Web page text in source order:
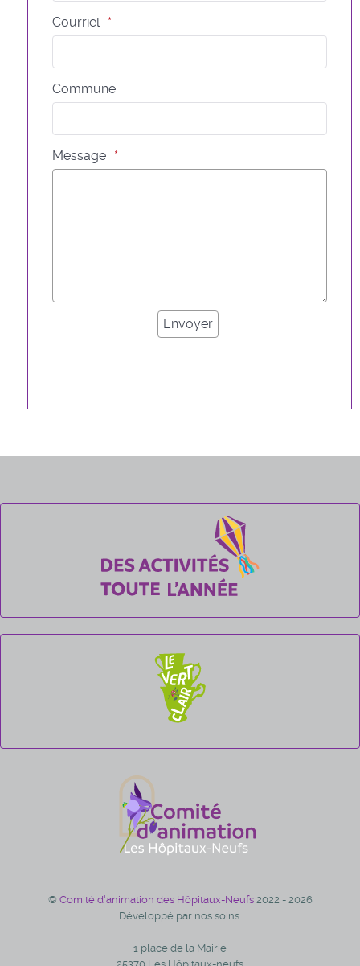
Courriel
Commune
Message
© Comité d'animation des Hôpitaux-Neufs 2022 - 2026
Développé par nos soins.
1 place de la Mairie